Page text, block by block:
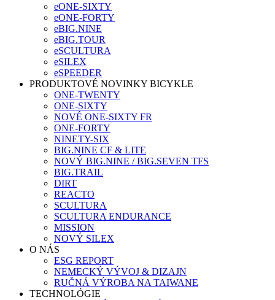
eONE-SIXTY
eONE-FORTY
eBIG.NINE
eBIG.TOUR
eSCULTURA
eSILEX
eSPEEDER
PRODUKTOVÉ NOVINKY BICYKLE
ONE-TWENTY
ONE-SIXTY
NOVÉ ONE-SIXTY FR
ONE-FORTY
NINETY-SIX
BIG.NINE CF & LITE
NOVÝ BIG.NINE / BIG.SEVEN TFS
BIG.TRAIL
DIRT
REACTO
SCULTURA
SCULTURA ENDURANCE
MISSION
NOVÝ SILEX
O NÁS
ESG REPORT
NEMECKÝ VÝVOJ & DIZAJN
RUČNÁ VÝROBA NA TAIWANE
TECHNOLÓGIE